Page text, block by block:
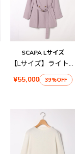
SCAPA Lサイズ
【Lサイズ】ライトタフタコート
¥55,000
39%OFF